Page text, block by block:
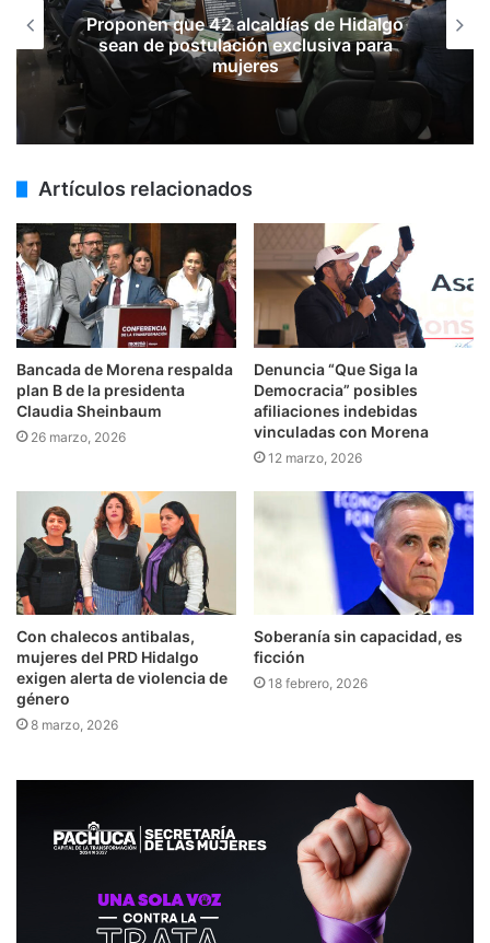
Proponen que 42 alcaldías de Hidalgo
sean de postulación exclusiva para
mujeres
Artículos relacionados
Bancada de Morena respalda
plan B de la presidenta
Claudia Sheinbaum
26 marzo, 2026
Denuncia “Que Siga la
Democracia” posibles
afiliaciones indebidas
vinculadas con Morena
12 marzo, 2026
Con chalecos antibalas,
mujeres del PRD Hidalgo
exigen alerta de violencia de
género
8 marzo, 2026
Soberanía sin capacidad, es
ficción
18 febrero, 2026